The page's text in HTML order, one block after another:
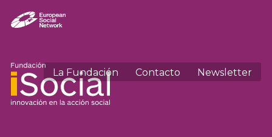
La Fundación Contacto Newsletter